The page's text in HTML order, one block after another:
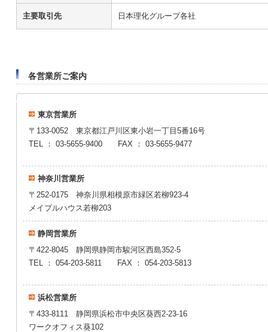
主要取引先 日本理化グループ各社
各営業所ご案内
東京営業所
〒133-0052 東京都江戸川区東小岩一丁目5番16号
TEL ： 03-5655-9400 FAX ： 03-
神奈川営業所
〒252-0175 神奈川県相模原市緑区若柳923-4
メイプルハウス若柳203
静岡営業所
〒422-8045 静岡県静岡市駿河区西島352-5
TEL ： 054-203-5811 FAX ： 054-
浜松営業所
〒433-8111 静岡県浜松市中央区葵西2-23-16
ワークオフィス葵102